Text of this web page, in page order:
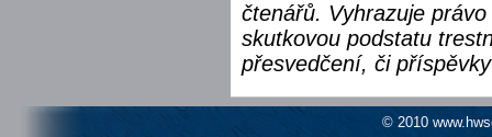
čtenářů. Vyhrazuje
skutkovou podstatu
přesvedčení, či
© 2010